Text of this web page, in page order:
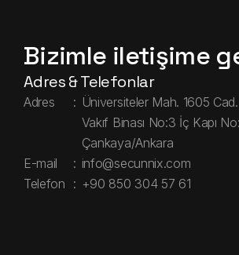
Bizimle iletişime
Adres & Telefonlar
Adres : Üniversiteler Mah. 1605
Vakıf Binası No:3 İç Kapı
Çankaya/Ankara
E-mail
: info@secunnix.com
Telefon : +90 850 304 57 61